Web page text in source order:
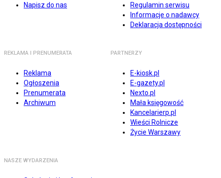
Napisz do nas
Regulamin serwisu
Informacje o nadawcy
Deklaracja dostępności
REKLAMA I PRENUMERATA
Reklama
Ogłoszenia
Prenumerata
Archiwum
PARTNERZY
E-kiosk.pl
E-gazety.pl
Nexto.pl
Mała księgowość
Kancelarierp.pl
Wieści Rolnicze
Życie Warszawy
NASZE WYDARZENIA